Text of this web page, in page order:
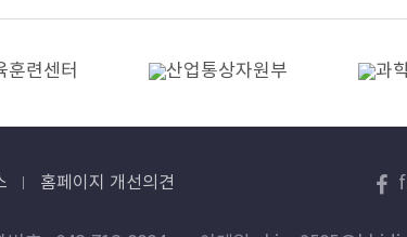
한
홈페이지 개선의견